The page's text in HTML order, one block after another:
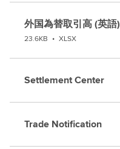
外国為替取引高 (英語)
23.6KB • XLSX
Settlement Center
Trade Notification